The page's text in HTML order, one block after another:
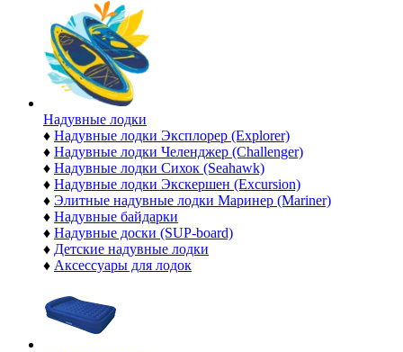
Надувные лодки
♦ Надувные лодки Эксплорер (Explorer)
♦ Надувные лодки Челенджер (Challenger)
♦ Надувные лодки Сихок (Seahawk)
♦ Надувные лодки Экскершен (Excursion)
♦ Элитные надувные лодки Маринер (Mariner)
♦ Надувные байдарки
♦ Надувные доски (SUP-board)
♦ Детские надувные лодки
♦ Аксессуары для лодок